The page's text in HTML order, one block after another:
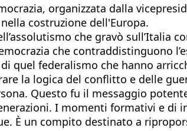
organizzata dalla
costruzione dell'Europa.
che gravò sull’Italia
che contraddistinguono
quel federalismo che hanno
la logica del conflitto e delle
Questo fu il messaggio
I momenti formativi e di
È un compito destinato a